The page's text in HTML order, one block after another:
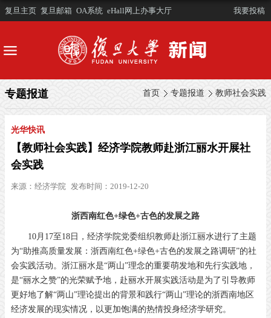
复旦主页 复旦邮箱 OA系统 eHall网上办事大厅 我要投稿
首页 专题报道 教师社会实践
专题报道
光华快讯
【教师社会实践】经济学院教师赴浙江丽水开展社
会实践
来源： 经济学院 发布时间：2019-12-20
浙西南红色+绿色+古色的发展之路
10月17至18日，经济学院党委组织教师赴浙江丽水进行了主题
为“助推高质量发展：浙西南红色+绿色+古色的发展之路调研”的社
会实践活动。浙江丽水是“两山”理念的重要萌发地和先行实践地，
是“丽水之赞”的光荣赋予地，赴丽水开展实践活动是为了引导教师
更好地了解“两山”理论提出的背景和践行“两山”理论的浙西南地区
经济发展的现实情况，以更加饱满的热情投身经济学研究。